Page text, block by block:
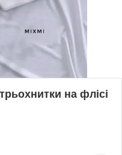
на флісі